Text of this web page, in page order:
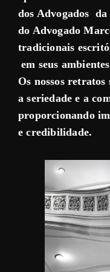
dos Advogados
do Advogado
tradicionais
em seus
Os nossos
a seriedade e a
proporcionando
e credibilidade.